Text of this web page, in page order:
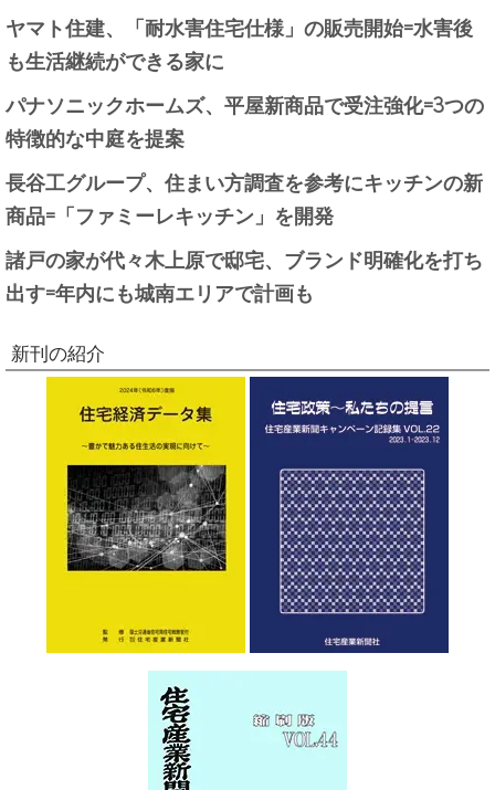
ヤマト住建、「耐水害住宅仕様」の販売開始=水害後
も生活継続ができる家に
パナソニックホームズ、平屋新商品で受注強化=3つの
特徴的な中庭を提案
長谷工グループ、住まい方調査を参考にキッチンの新
商品=「ファミーレキッチン」を開発
諸戸の家が代々木上原で邸宅、ブランド明確化を打ち
出す=年内にも城南エリアで計画も
新刊の紹介